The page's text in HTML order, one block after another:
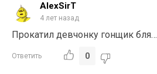
AlexSirT
4 лет назад
Прокатил девчонку гонщик бля…
Ответить 0